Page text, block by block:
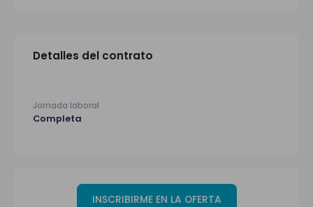
Detalles del contrato
Jornada laboral
Completa
INSCRIBIRME EN LA OFERTA